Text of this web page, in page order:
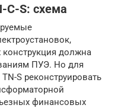
C-S: схема
должна
ПУЭ. Но для
S реконструировать
финансовых